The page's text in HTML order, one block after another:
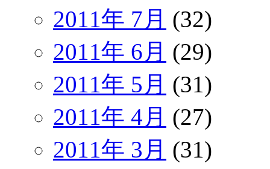
2011年 7月 (32)
2011年 6月 (29)
2011年 5月 (31)
2011年 4月 (27)
2011年 3月 (31)